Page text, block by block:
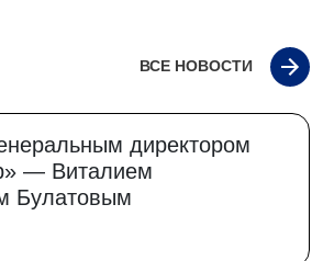
ВСЕ НОВОСТИ
директором
— Виталием
Булатовым